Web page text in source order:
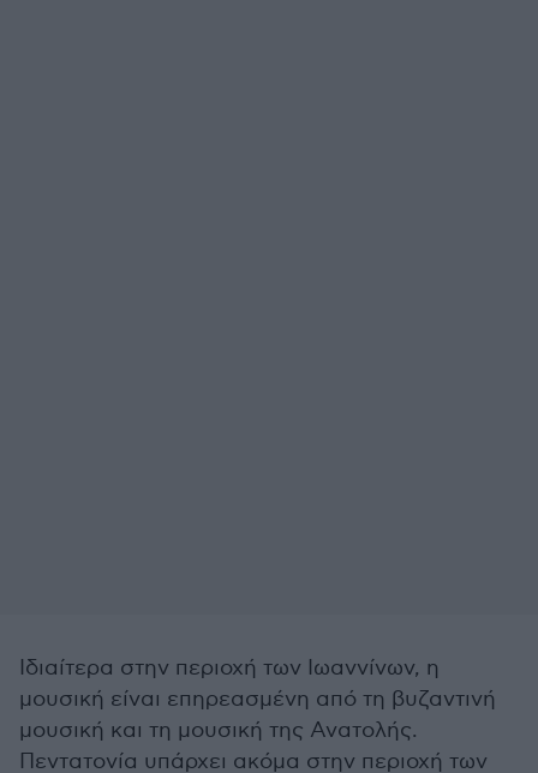
Ιδιαίτερα στην περιοχή των Ιωαννίνων, η
μουσική είναι επηρεασμένη από τη βυζαντινή
μουσική και τη μουσική της Ανατολής.
Πεντατονία υπάρχει ακόμα στην περιοχή των